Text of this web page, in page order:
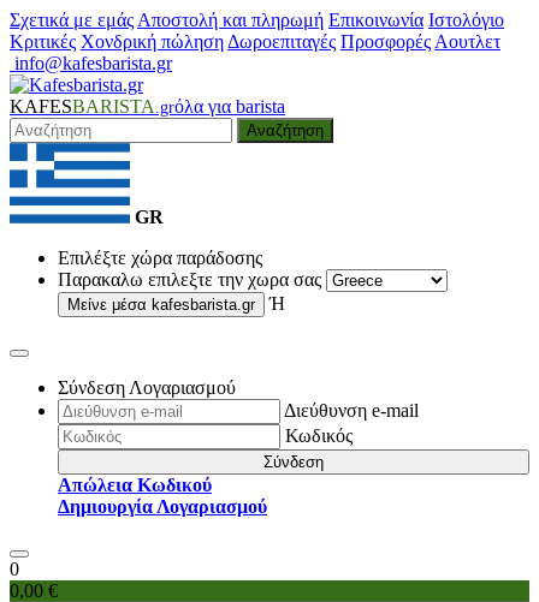
Σχετικά με εμάς Αποστολή και πληρωμή Επικοινωνία Ιστολόγιο
Κριτικές Χονδρική πώληση Δωροεπιταγές Προσφορές Αουτλετ
info@kafesbarista.gr
KAFESBARISTA .grόλα για barista
Αναζήτηση
GR
Επιλέξτε χώρα παράδοσης
Παρακαλω επιλεξτε την χωρα σας
Μείνε μέσα kafesbarista.gr Ή
Σύνδεση Λογαριασμού
Διεύθυνση e-mail
Κωδικός
Σύνδεση
Απώλεια Κωδικού
Δημιουργία Λογαριασμού
0
0,00 €